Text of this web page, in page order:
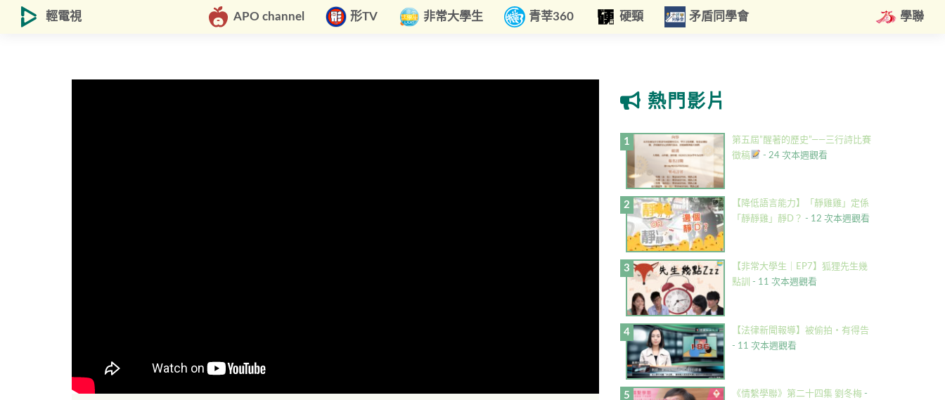
輕電視 APO channel 形TV 非常大學生 青莘360 硬頸 矛盾同學會 學聯
熱門影片
第五屆”醒著的歷史”——三行詩比賽
徵稿
- 24 次本週觀看
【降低語言能力】「靜雞雞」定係
「靜靜雞」靜D？ - 12 次本週觀看
【非常大學生｜EP7】狐狸先生幾
點訓 - 11 次本週觀看
【法律新聞報導】被偷拍・有得告
- 11 次本週觀看
《情繫學聯》第二十四集 劉冬梅 -